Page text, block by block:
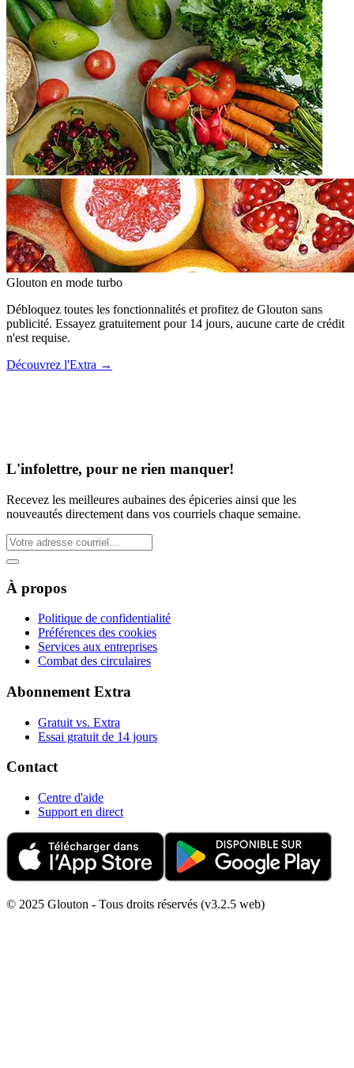
Glouton en mode turbo
Débloquez toutes les fonctionnalités et profitez de Glouton sans
publicité. Essayez gratuitement pour 14 jours, aucune carte de crédit
n'est requise.
Découvrez l'Extra →
L'infolettre, pour ne rien manquer!
Recevez les meilleures aubaines des épiceries ainsi que les
nouveautés directement dans vos courriels chaque semaine.
À propos
Politique de confidentialité
Préférences des cookies
Services aux entreprises
Combat des circulaires
Abonnement Extra
Gratuit vs. Extra
Essai gratuit de 14 jours
Contact
Centre d'aide
Support en direct
© 2025 Glouton - Tous droits réservés (v3.2.5 web)